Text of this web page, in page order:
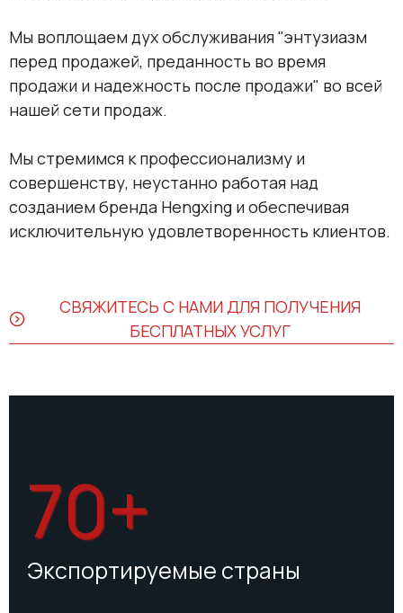
70+
Экспортируемые страны
Мы воплощаем дух обслуживания "энтузиазм
перед продажей, преданность во время
продажи и надежность после продажи" во всей
нашей сети продаж.
Мы стремимся к профессионализму и
совершенству, неустанно работая над
созданием бренда Hengxing и обеспечивая
исключительную удовлетворенность клиентов.
СВЯЖИТЕСЬ С НАМИ ДЛЯ ПОЛУЧЕНИЯ
БЕСПЛАТНЫХ УСЛУГ